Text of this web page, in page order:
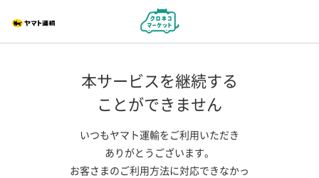
本サービスを継続する
ことができません
いつもヤマト運輸をご利用いただき
ありがとうございます。
お客さまのご利用方法に対応できなかっ